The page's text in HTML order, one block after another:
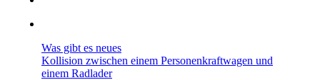
Was gibt es neues
Kollision zwischen einem Personenkraftwagen und
einem Radlader